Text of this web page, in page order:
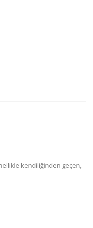
kendiliğinden geçen,